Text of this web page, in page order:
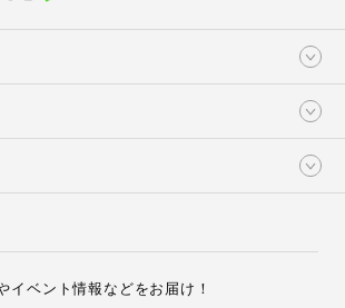
イベント情報などをお届け！